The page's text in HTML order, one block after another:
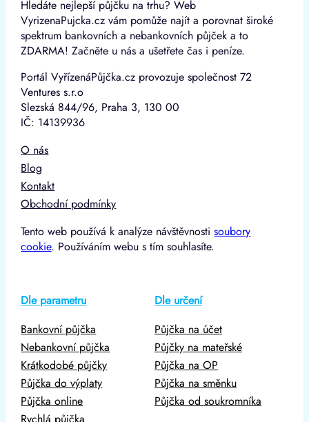
Hledáte nejlepší půjčku na trhu? Web
VyrizenaPujcka.cz vám pomůže najít a porovnat široké
spektrum bankovních a nebankovních půjček a to
ZDARMA! Začněte u nás a ušetřete čas i peníze.
Portál VyřízenáPůjčka.cz provozuje společnost 72
Ventures s.r.o
Slezská 844/96, Praha 3, 130 00
IČ: 14139936
O nás
Blog
Kontakt
Obchodní podmínky
Tento web používá k analýze návštěvnostisoubory
cookie. Používáním webu s tím souhlasíte.
Dle parametru
Bankovní půjčka
Nebankovní půjčka
Krátkodobé půjčky
Půjčka do výplaty
Půjčka online
Dle určení
Půjčka na účet
Půjčky na mateřské
Půjčka na OP
Půjčka na směnku
Půjčka od soukromníka